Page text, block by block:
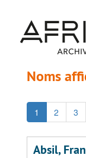
contenu
principal
résultats
Noms
1 2 3
Absil,